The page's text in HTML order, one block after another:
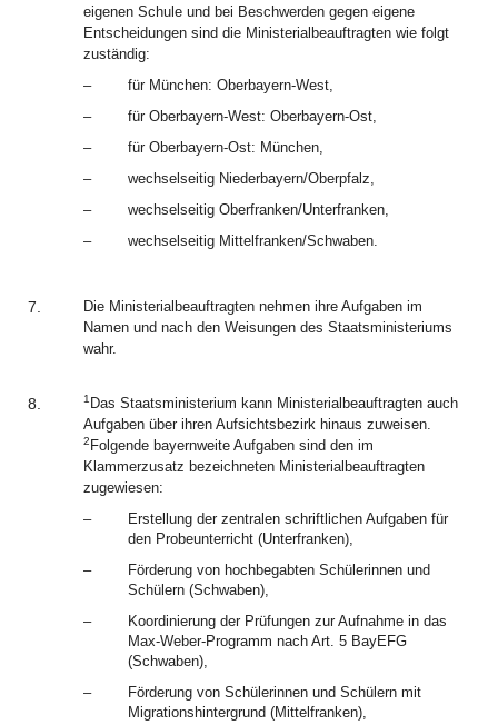
eigenen Schule und bei Beschwerden gegen eigene
Entscheidungen sind die Ministerialbeauftragten wie folgt
zuständig:
–
für München: Oberbayern-West,
–
für Oberbayern-West: Oberbayern-Ost,
–
für Oberbayern-Ost: München,
–
wechselseitig Niederbayern/Oberpfalz,
–
wechselseitig Oberfranken/Unterfranken,
–
wechselseitig Mittelfranken/Schwaben.
7.
Die Ministerialbeauftragten nehmen ihre Aufgaben im
Namen und nach den Weisungen des Staatsministeriums
wahr.
8. 1 Das Staatsministerium kann Ministerialbeauftragten auch
Aufgaben über ihren Aufsichtsbezirk hinaus zuweisen.
2 Folgende bayernweite Aufgaben sind den im
Klammerzusatz bezeichneten Ministerialbeauftragten
zugewiesen:
–
Erstellung der zentralen schriftlichen Aufgaben für
den Probeunterricht (Unterfranken),
–
Förderung von hochbegabten Schülerinnen und
Schülern (Schwaben),
–
Koordinierung der Prüfungen zur Aufnahme in das
Max-Weber-Programm nach Art. 5 BayEFG
(Schwaben),
–
Förderung von Schülerinnen und Schülern mit
Migrationshintergrund (Mittelfranken),